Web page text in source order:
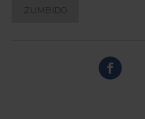
ZUMBIDO